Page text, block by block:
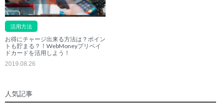
活用方法
お得にチャージ出来る方法は？ポイン
トも貯まる？！WebMoneyプリペイ
ドカードを活用しよう！
2019.08.26
人気記事